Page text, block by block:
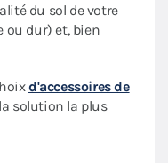
du sol de votre
ou dur) et, bien
d'accessoires de
solution la plus